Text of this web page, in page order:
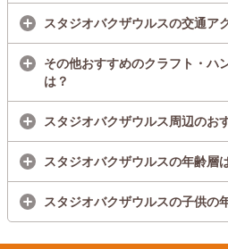
スタジオバクザウルスの交通ア
その他おすすめのクラフト・ハ
は？
スタジオバクザウルス周辺のお
スタジオバクザウルスの年齢層
スタジオバクザウルスの子供の